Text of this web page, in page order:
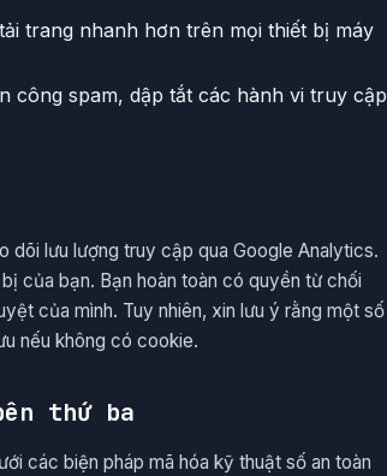
trang nhanh hơn trên mọi thiết bị máy
công spam, dập tắt các hành vi truy cập
dõi lưu lượng truy cập qua Google Analytics.
của bạn. Bạn hoàn toàn có quyền từ chối
của mình. Tuy nhiên, xin lưu ý rằng một số
nếu không có cookie.
thứ ba
các biện pháp mã hóa kỹ thuật số an toàn